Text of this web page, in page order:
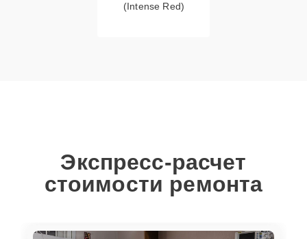
(Intense Red)
Экспресс-расчет
стоимости ремонта